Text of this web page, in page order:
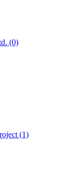
(0)
(1)